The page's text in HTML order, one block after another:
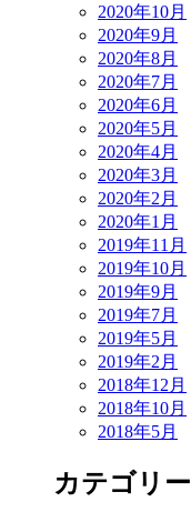
2020年10月
2020年9月
2020年8月
2020年7月
2020年6月
2020年5月
2020年4月
2020年3月
2020年2月
2020年1月
2019年11月
2019年10月
2019年9月
2019年7月
2019年5月
2019年2月
2018年12月
2018年10月
2018年5月
カテゴリー